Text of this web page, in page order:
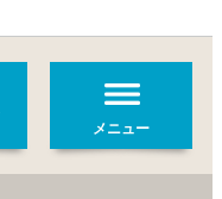
メニュー